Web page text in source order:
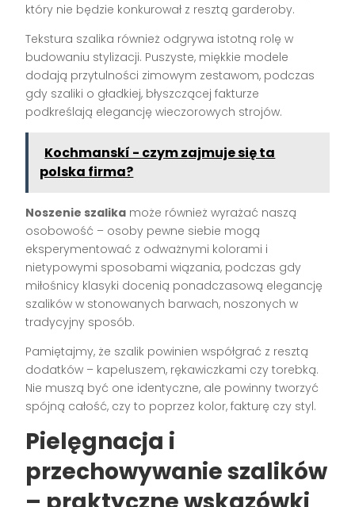
który nie będzie konkurował z resztą garderoby.
Tekstura szalika również odgrywa istotną rolę w
budowaniu stylizacji. Puszyste, miękkie modele
dodają przytulności zimowym zestawom, podczas
gdy szaliki o gładkiej, błyszczącej fakturze
podkreślają elegancję wieczorowych strojów.
Kochmanskí - czym zajmuje się ta
polska firma?
Noszenie szalika może również wyrażać naszą
osobowość – osoby pewne siebie mogą
eksperymentować z odważnymi kolorami i
nietypowymi sposobami wiązania, podczas gdy
miłośnicy klasyki docenią ponadczasową elegancję
szalików w stonowanych barwach, noszonych w
tradycyjny sposób.
Pamiętajmy, że szalik powinien współgrać z resztą
dodatków – kapeluszem, rękawiczkami czy torebką.
Nie muszą być one identyczne, ale powinny tworzyć
spójną całość, czy to poprzez kolor, fakturę czy styl.
Pielęgnacja i
przechowywanie szalików